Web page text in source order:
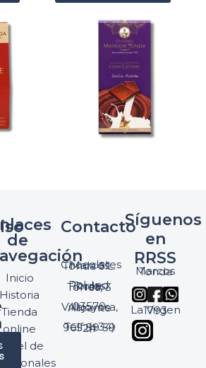
de
Inicio
Historia
Tienda
online
de
Contacto
Chocolates Marcos Tonda S.L.
Pol. Ind. Torres, Ptda. Torres, 3
03570 Villajoyosa, Alicante
Telf: (+34) 965 89 59 24
Síguenos
en
RRSS
Marcos Tonda
La Virgen 1793